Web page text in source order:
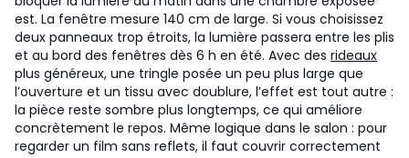
est. La fenêtre mesure 140 cm de large. Si vous choisissez
deux panneaux trop étroits, la lumière passera entre les plis
et au bord des fenêtres dès 6 h en été. Avec des rideaux
plus généreux, une tringle posée un peu plus large que
l’ouverture et un tissu avec doublure, l’effet est tout autre :
la pièce reste sombre plus longtemps, ce qui améliore
concrètement le repos. Même logique dans le salon : pour
regarder un film sans reflets, il faut couvrir correctement